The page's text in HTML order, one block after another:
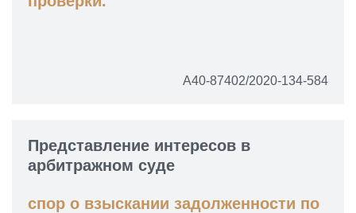
А40-87402/2020-134-584
Представление интересов в
арбитражном суде
спор о взыскании задолженности по